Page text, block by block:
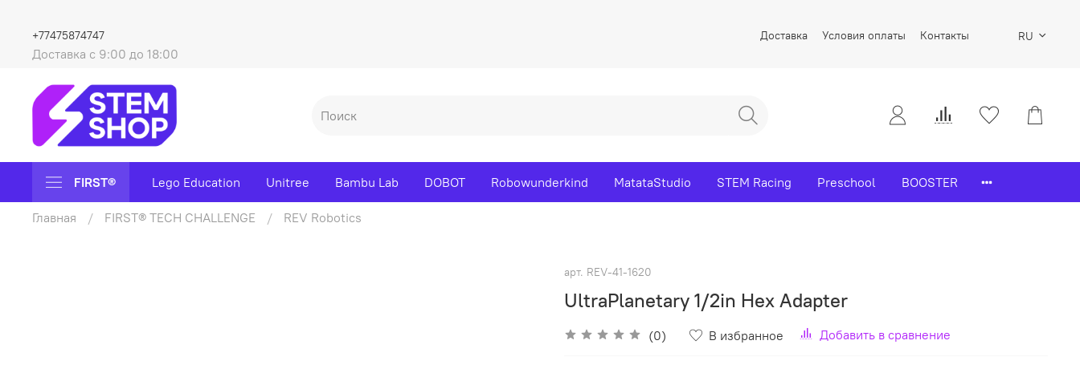
Доставка Условия оплаты Контакты
Доставка с 9:00 до 18:00
+77475874747 RU
FIRST® Lego Education Unitree Bambu Lab DOBOT Robowunderkind MatataStudio STEM Racing Preschool BOOSTER
Главная FIRST® TECH CHALLENGE REV Robotics
арт. REV-41-1620
UltraPlanetary 1/2in Hex Adapter
(0) В избранное Добавить в сравнение